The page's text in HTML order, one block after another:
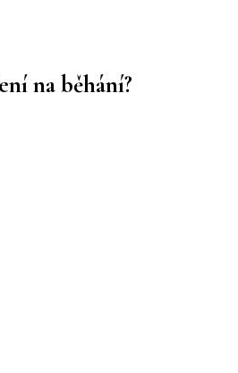
na běhání?